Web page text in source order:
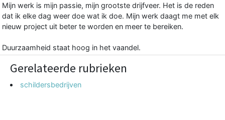
Mijn werk is mijn passie, mijn grootste drijfveer. Het is de reden
dat ik elke dag weer doe wat ik doe. Mijn werk daagt me met elk
nieuw project uit beter te worden en meer te bereiken.
Duurzaamheid staat hoog in het vaandel.
Gerelateerde rubrieken
schildersbedrijven